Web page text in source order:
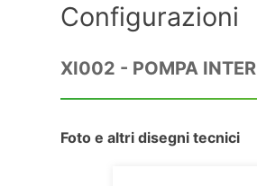
Configurazioni
XI002 - POMPA
Foto e altri disegni tecnici